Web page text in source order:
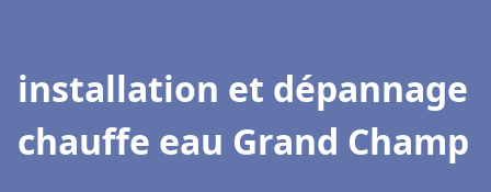
installation et dépannage
chauffe eau Grand Champ